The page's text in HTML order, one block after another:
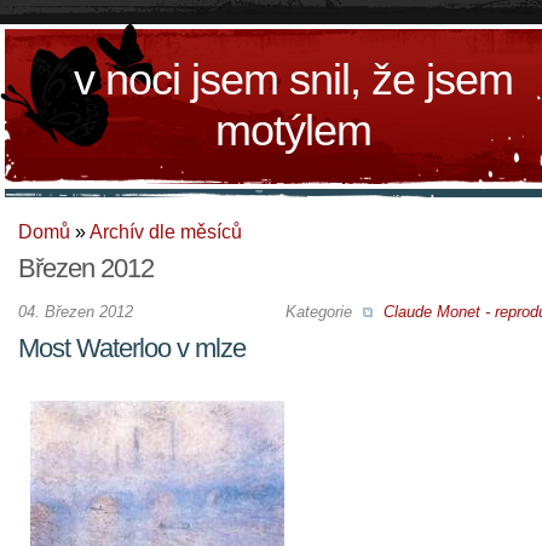
v noci jsem snil, že jsem
motýlem
Domů »Archív dle měsíců
Březen 2012
Kategorie Claude Monet -
04. Březen 2012
Most Waterloo v mlze